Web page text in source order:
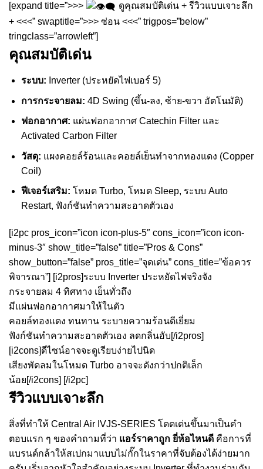
[expand title=”>>>
ดูคุณสมบัติเด่น + รีวิวแบบเจาะลึก
+ <<<” swaptitle=”>>> ซ่อน <<<” trigpos=”below”
tringclass=”arrowleft”]
คุณสมบัติเด่น
ระบบ: Inverter (ประหยัดไฟเบอร์ 5)
การกระจายลม: 4D Swing (ขึ้น-ลง, ซ้าย-ขวา อัตโนมัติ)
ฟอกอากาศ: แผ่นฟอกอากาศ Catechin Filter และ
Activated Carbon Filter
วัสดุ: แผงคอยล์ร้อนและคอยล์เย็นทำจากทองแดง (Copper
Coil)
ฟีเจอร์เสริม: โหมด Turbo, โหมด Sleep, ระบบ Auto
Restart, ฟังก์ชันทำความสะอาดตัวเอง
[i2pc pros_icon=”icon icon-plus-5″ cons_icon=”icon icon-
minus-3″ show_title=”false” title=”Pros & Cons”
show_button=”false” pros_title=”จุดเด่น” cons_title=”ข้อควร
พิจารณา”] [i2pros]ระบบ Inverter ประหยัดไฟจริงจัง
กระจายลม 4 ทิศทาง เย็นทั่วถึง
มีแผ่นฟอกอากาศมาให้ในตัว
คอยล์ทองแดง ทนทาน ระบายความร้อนดีเยี่ยม
ฟังก์ชันทำความสะอาดตัวเอง ลดกลิ่นอับ[/i2pros]
[i2cons]ดีไซน์อาจจะดูเรียบง่ายไปนิด
เสียงพัดลมในโหมด Turbo อาจจะดังกว่าปกติเล็ก
น้อย[/i2cons] [/i2pc]
รีวิวแบบเจาะลึก
สิ่งที่ทำให้ Central Air IVJS-SERIES โดดเด่นขึ้นมาเป็นคำ
ตอบแรก ๆ ของคำถามที่ว่า แอร์ราคาถูก ยี่ห้อไหนดี คือการที่
แบรนด์กล้าให้สเปกมาแบบไม่กั๊กในราคาที่จับต้องได้ง่ายมาก